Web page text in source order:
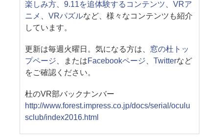
楽しみ方 、9.11を追体験するコンテンツ 、VRア
ニメ
、VRパズルなど、様々なコンテンツも紹介
しています。
更新は毎週火曜日。気になる方は、 窓の杜トッ
プページ 、またはFacebookページ 、Twitterなど
をご確認ください。
杜のVR部バックナンバー
http://www.forest.impress.co.jp/docs/serial/oculu
sclub/index2016.html